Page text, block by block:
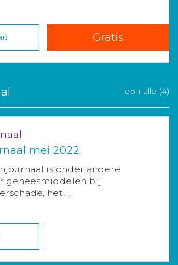
Gratis
Toon alle (4)
mei 2022
is onder andere
geneesmiddelen bij
het ...